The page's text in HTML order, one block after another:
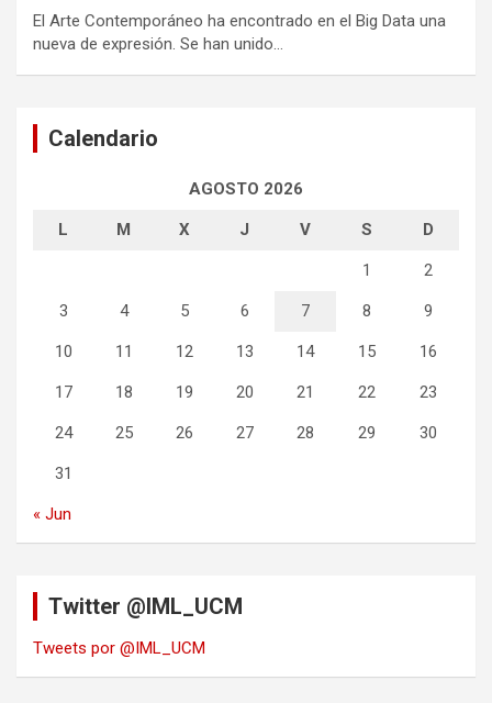
El Arte Contemporáneo ha encontrado en el Big Data una
nueva de expresión. Se han unido…
Calendario
AGOSTO 2026
L M X J V S D
1 2
3 4 5 6 7 8 9
10 11 12 13 14 15 16
17 18 19 20 21 22 23
24 25 26 27 28 29 30
31
« Jun
Twitter @IML_UCM
Tweets por @IML_UCM